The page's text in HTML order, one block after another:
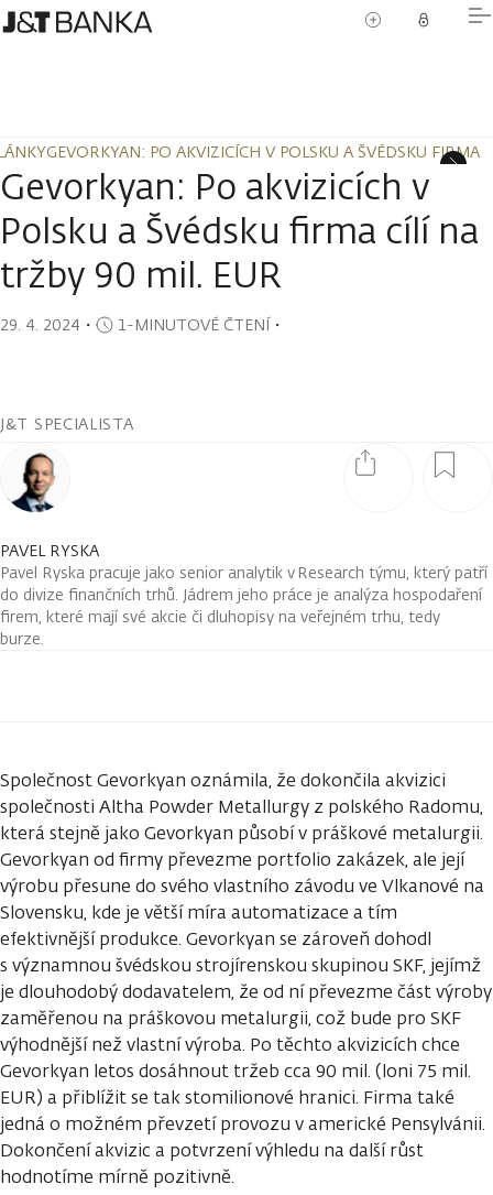
GEVORKYAN: PO AKVIZICÍCH V POLSKU A ŠVÉDSKU FIRMA
GEVORKYAN: PO AKVIZICÍCH V POLSKU A ŠVÉDSKU FIRMA
Gevorkyan: Po akvizicích v
Polsku a Švédsku firma cílí na
tržby 90 mil. EUR
29. 4. 2024 ・ 1-MINUTOVÉ ČTENÍ・
J&T SPECIALISTA
PAVEL RYSKA
Pavel Ryska pracuje jako senior analytik v Research týmu, který patří
do divize finančních trhů. Jádrem jeho práce je analýza hospodaření
firem, které mají své akcie či dluhopisy na veřejném trhu, tedy
burze.
Společnost Gevorkyan oznámila, že dokončila akvizici
společnosti Altha Powder Metallurgy z polského Radomu,
která stejně jako Gevorkyan působí v práškové metalurgii.
Gevorkyan od firmy převezme portfolio zakázek, ale její
výrobu přesune do svého vlastního závodu ve Vlkanové na
Slovensku, kde je větší míra automatizace a tím
efektivnější produkce. Gevorkyan se zároveň dohodl
s významnou švédskou strojírenskou skupinou SKF, jejímž
je dlouhodobý dodavatelem, že od ní převezme část výroby
zaměřenou na práškovou metalurgii, což bude pro SKF
výhodnější než vlastní výroba. Po těchto akvizicích chce
Gevorkyan letos dosáhnout tržeb cca 90 mil. (loni 75 mil.
EUR) a přiblížit se tak stomilionové hranici. Firma také
jedná o možném převzetí provozu v americké Pensylvánii.
Dokončení akvizic a potvrzení výhledu na další růst
hodnotíme mírně pozitivně.